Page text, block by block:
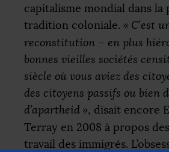
capitalisme mondial dans la
tradition coloniale. « C’est
reconstitution – en plus
bonnes vieilles sociétés
siècle où vous aviez des
des citoyens passifs ou bien
d’apartheid », disait encore
Terray en 2008 à propos
travail des immigrés.